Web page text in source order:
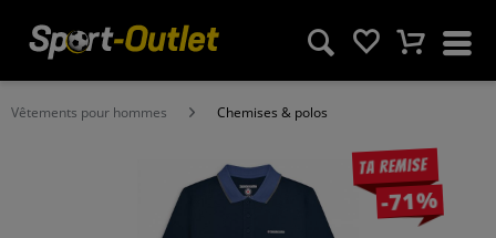
Vêtements pour hommes Chemises & polos
Ta remise
-71%